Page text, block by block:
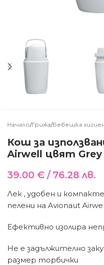
Начало/Грижа/Бебешка
Кош за
Airwell цвят Grey
39.00 € / 76.28 лв.
Лек , удобен и
пелени на Avionaut
Ефективно изолира
Не е задължително
размер торбички